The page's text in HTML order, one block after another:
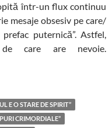
într-un flux continuu
mesaje obsesiv pe care/
puternică”. Astfel,
care are nevoie.
de poezie prin România
E O STARE DE SPIRIT”
CRIMORDIALE”